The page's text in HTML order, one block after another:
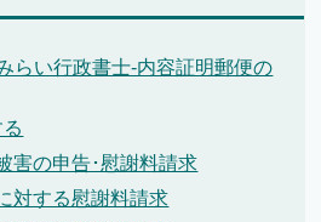
らい行政書士-内容証明郵便の
害の申告･慰謝料請求
対する慰謝料請求